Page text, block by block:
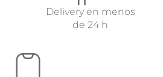
Delivery en menos
de 24 h